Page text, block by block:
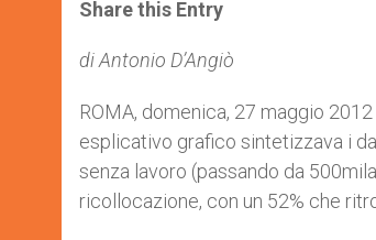
s
p
p
e
g
e
b
o
k
Share this Entry
di Antonio D’Angiò
ROMA, domenica, 27 maggio 2012
esplicativo grafico sintetizzava i
senza lavoro (passando da
ricollocazione, con un 52% che